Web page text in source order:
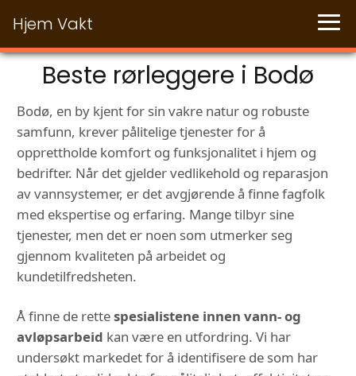
Hjem Vakt
Beste rørleggere i Bodø
Bodø, en by kjent for sin vakre natur og robuste
samfunn, krever pålitelige tjenester for å
opprettholde komfort og funksjonalitet i hjem og
bedrifter. Når det gjelder vedlikehold og reparasjon
av vannsystemer, er det avgjørende å finne fagfolk
med ekspertise og erfaring. Mange tilbyr sine
tjenester, men det er noen som utmerker seg
gjennom kvaliteten på arbeidet og
kundetilfredsheten.
Å finne de rettespesialistene innen vann- og
avløpsarbeid kan være en utfordring. Vi har
undersøkt markedet for å identifisere de som har